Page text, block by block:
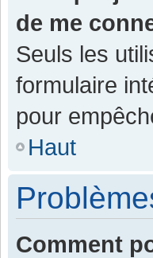
de me
Seuls les
formulaire
pour
Haut
Comment